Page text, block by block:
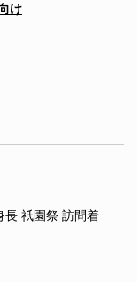
け
長 祇園祭 訪問着